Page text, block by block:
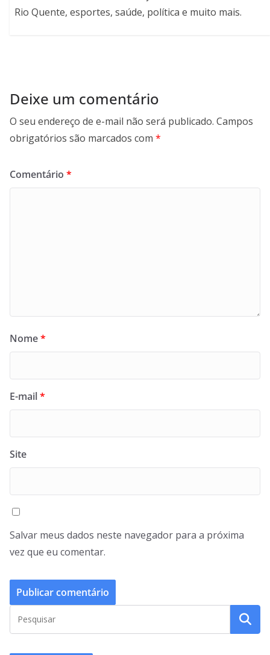
Rio Quente, esportes, saúde, política e muito mais.
Deixe um comentário
O seu endereço de e-mail não será publicado. Campos
obrigatórios são marcados com *
Comentário *
Nome*
E-mail*
Site
Salvar meus dados neste navegador para a próxima
vez que eu comentar.